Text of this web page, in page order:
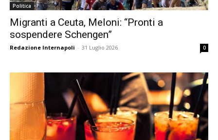
Politica
Migranti a Ceuta, Meloni: “Pronti a
sospendere Schengen”
Redazione Internapoli - 31 Luglio 2026 0